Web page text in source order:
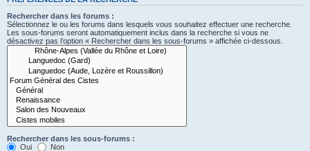
Rechercher dans les forums :
Sélectionnez le ou les forums dans lesquels vous souhaitez effectuer une recherche.
Les sous-forums seront automatiquement inclus dans la recherche si vous ne
désactivez pas l’option « Rechercher dans les sous-forums » affichée ci-dessous.
Rechercher dans les sous-forums :
Oui
Non